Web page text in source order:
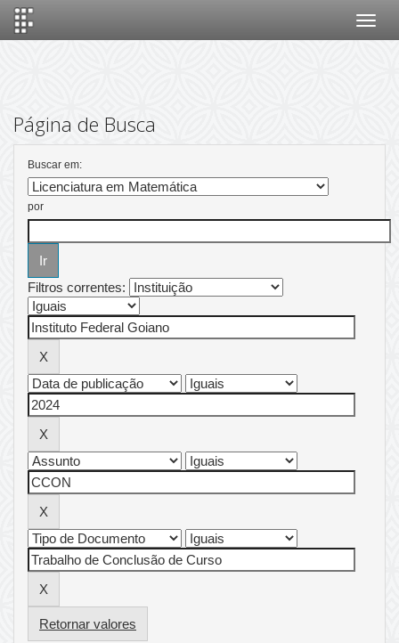
Página de Busca
Buscar em:
por
Filtros correntes:
Retornar valores